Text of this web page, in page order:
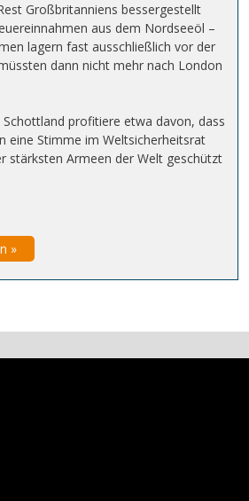
Großbritanniens bessergestellt
aus dem Nordseeöl –
lagern fast ausschließlich vor der
dann nicht mehr nach London
profitiere etwa davon, dass
eine Stimme im Weltsicherheitsrat
stärksten Armeen der Welt geschützt
»